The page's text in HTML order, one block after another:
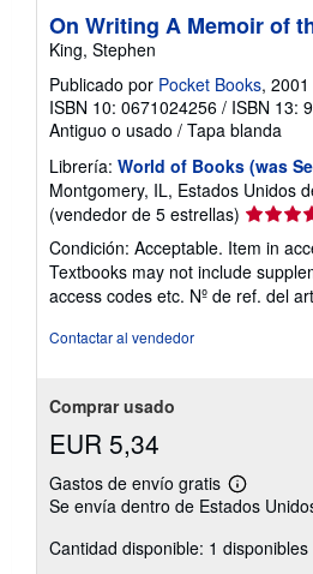
On Writing A Memoir of
King, Stephen
Publicado por Pocket Books, 2001
ISBN 10: 0671024256 / ISBN 13:
Antiguo o usado / Tapa blanda
Librería: World of Books (was
Montgomery, IL, Estados Unidos
(vendedor de 5 estrellas)
5
de
Condición: Acceptable. Item in
Textbooks may not include
access codes etc. Nº de ref. del
Contactar al vendedor
Comprar usado
EUR 5,34
Gastos de envío gratis
Más
las
tarifas
Se envía dentro de Estados
Cantidad disponible: 1 disponibles